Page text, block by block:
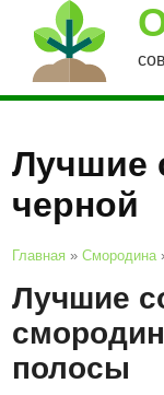
Лучшие
черной
Главная »Смородина
Лучшие
полосы